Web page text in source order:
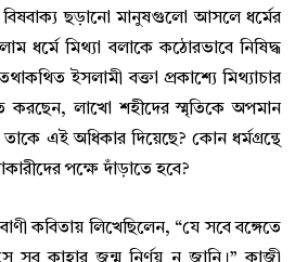
বিষবাক্য ছড়ানো মানুষগুলো আসলে ধর্মের
ধর্মে মিথ্যা বলাকে কঠোরভাবে নিষিদ্ধ
ইসলামী বক্তা প্রকাশ্যে মিথ্যাচার
করছেন, লাখো শহীদের স্মৃতিকে অপমান
এই অধিকার দিয়েছে? কোন ধর্মগ্রন্থে
পক্ষে দাঁড়াতে হবে?
কবিতায় লিখেছিলেন, “যে সবে বঙ্গেতে